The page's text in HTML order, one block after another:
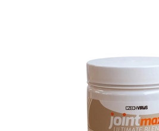
Komplexní kloubní výživa s Peptan®
aktivních látek v jedné dávce!! 345 g, 30